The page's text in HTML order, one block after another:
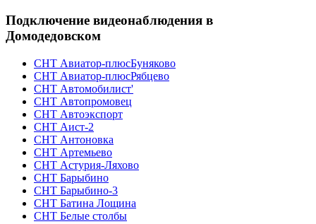
Подключение видеонаблюдения в
Домодедовском
СНТ Авиатор-плюсБуняково
СНТ Авиатор-плюсРябцево
СНТ Автомобилист'
СНТ Автопромовец
СНТ Автоэкспорт
СНТ Аист-2
СНТ Антоновка
СНТ Артемьево
СНТ Астурия-Ляхово
СНТ Барыбино
СНТ Барыбино-3
СНТ Батина Лощина
СНТ Белые столбы